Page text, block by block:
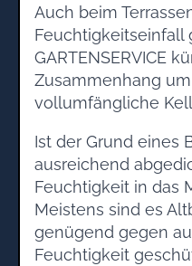
Auch beim
Feuchtigkeitseinfall
GARTENSERVICE
Zusammenhang
vollumfängliche
Ist der Grund eines
ausreichend
Feuchtigkeit in das
Meistens sind es
genügend gegen
Feuchtigkeit